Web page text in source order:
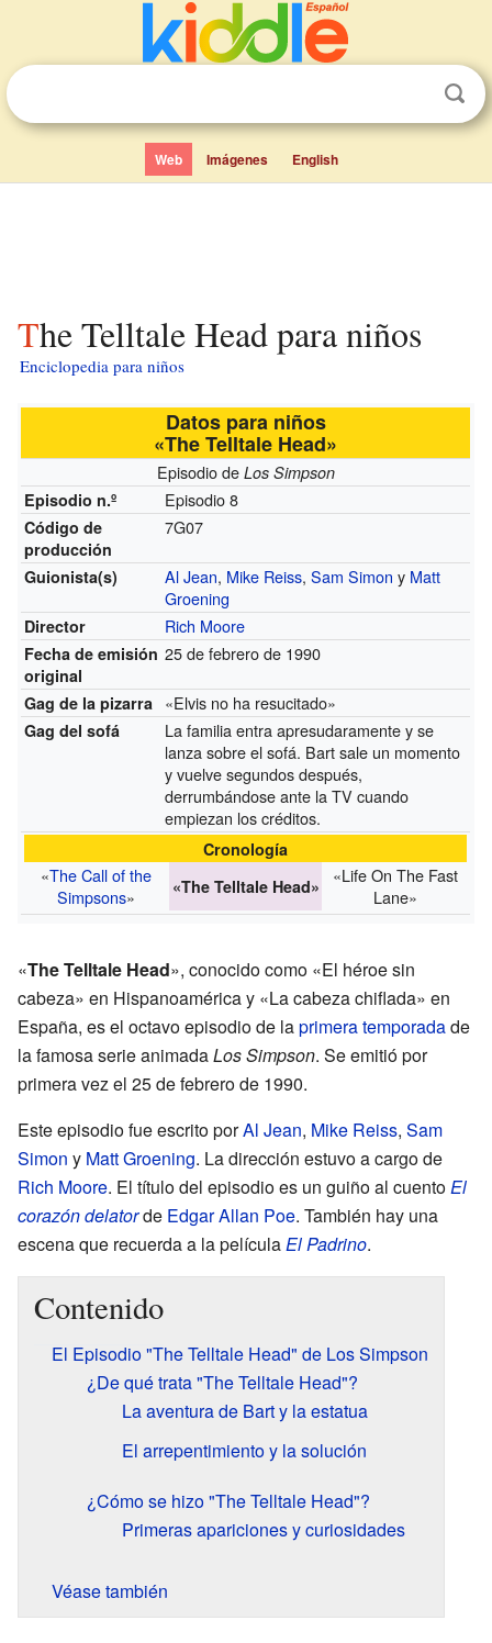
Web Imágenes English
The Telltale Head para niños
Enciclopedia para niños
Datos para niños
«The Telltale Head»
Episodio de Los Simpson
Episodio n.º
Episodio 8
Código de
producción
7G07
Guionista(s) Al Jean, Mike Reiss,Sam Simon y Matt
Groening
Director Rich Moore
Fecha de emisión
original
25 de febrero de 1990
Gag de la pizarra «Elvis no ha resucitado»
Gag del sofá
La familia entra apresudaramente y se
lanza sobre el sofá. Bart sale un momento
y vuelve segundos después,
derrumbándose ante la TV cuando
empiezan los créditos.
Cronología
«The Call of the
Simpsons» «The Telltale Head»
«Life On The Fast
Lane»
«The Telltale Head», conocido como «El héroe sin
cabeza» en Hispanoamérica y «La cabeza chiflada» en
España, es el octavo episodio de laprimera temporadade
la famosa serie animadaLos Simpson. Se emitió por
primera vez el 25 de febrero de 1990.
Este episodio fue escrito porAl Jean, Mike Reiss, Sam
Simon y Matt Groening. La dirección estuvo a cargo de
Rich Moore. El título del episodio es un guiño al cuentoEl
corazón delatorde Edgar Allan Poe. También hay una
escena que recuerda a la películaEl Padrino.
Contenido
El Episodio "The Telltale Head" de Los Simpson
¿De qué trata "The Telltale Head"?
La aventura de Bart y la estatua
El arrepentimiento y la solución
¿Cómo se hizo "The Telltale Head"?
Primeras apariciones y curiosidades
Véase también